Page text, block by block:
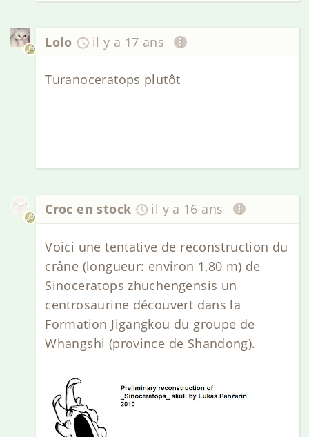
Lolo il y a 17 ans
Turanoceratops plutôt
Croc en stock il y a 16 ans
Voici une tentative de reconstruction du
crâne (longueur: environ 1,80 m) de
Sinoceratops zhuchengensis un
centrosaurine découvert dans la
Formation Jigangkou du groupe de
Whangshi (province de Shandong).